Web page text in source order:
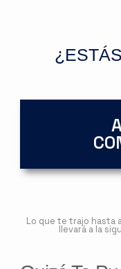
Lo que te trajo hasta
llevará a la